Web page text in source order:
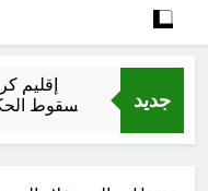
جديد
إقليم
سقوط